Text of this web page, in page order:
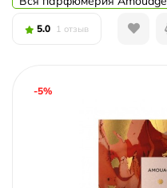
5.0 1 отзыв
-5%